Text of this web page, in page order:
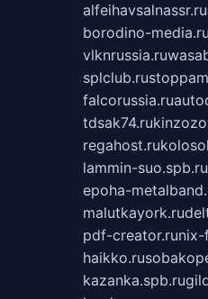
alfeihavsalnassr.ru
borodino-media.ru
vlknrussia.ru
splclub.ru
falcorussia.ru
tdsak74.ru
regahost.ru
lammin-suo.spb.ru
epoha-
malutkayork.ru
pdf-creator.runix-
haikko.ru
kazanka.spb.ru